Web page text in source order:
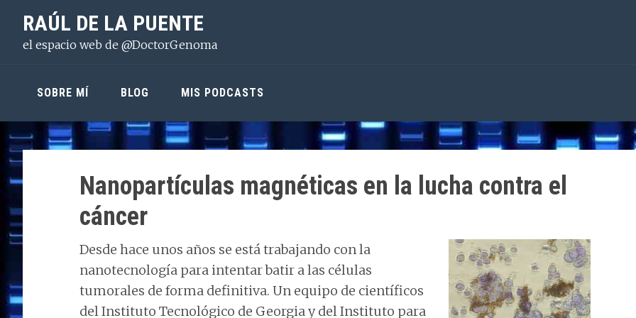
principal
contenido
lateral
RAÚL DE LA PUENTE
el espacio web de @DoctorGenoma
SOBRE MÍ BLOG MIS PODCASTS
Nanopartículas magnéticas en la lucha contra el
cáncer
Desde hace unos años se está trabajando con la
nanotecnología para intentar batir a las células
tumorales de forma definitiva. Un equipo de científicos
del Instituto Tecnológico de Georgia y del Instituto para